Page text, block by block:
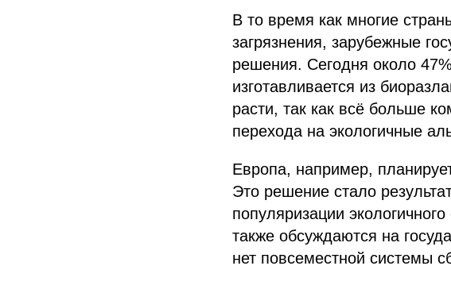
В то время как многие
загрязнения, зарубежные
решения. Сегодня около
изготавливается из
расти, так как всё больше
перехода на экологичные
Европа, например,
Это решение стало
популяризации
также обсуждаются на
нет повсеместной системы